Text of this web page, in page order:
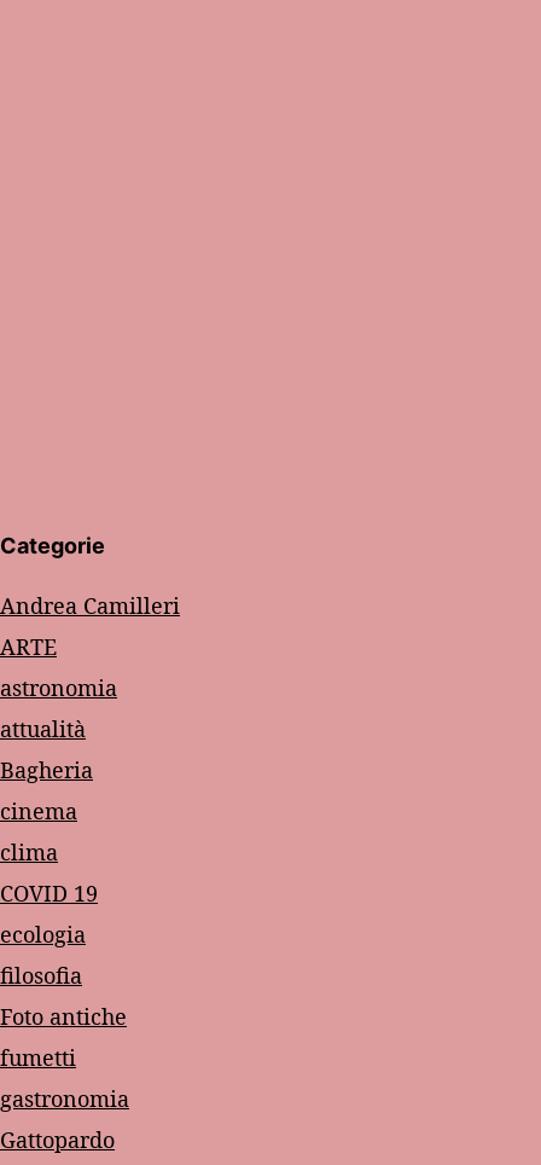
Categorie
Andrea Camilleri
ARTE
astronomia
attualità
Bagheria
cinema
clima
COVID 19
ecologia
filosofia
Foto antiche
fumetti
gastronomia
Gattopardo